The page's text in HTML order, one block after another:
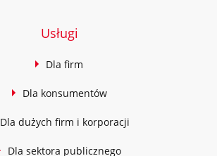
Usługi
Dla firm
Dla konsumentów
Dla dużych firm i korporacji
Dla sektora publicznego